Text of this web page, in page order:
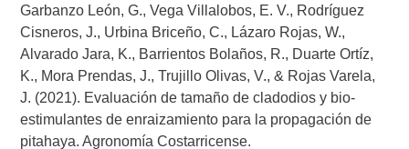
Garbanzo León, G., Vega Villalobos, E. V., Rodríguez
Cisneros, J., Urbina Briceño, C., Lázaro Rojas, W.,
Alvarado Jara, K., Barrientos Bolaños, R., Duarte Ortíz,
K., Mora Prendas, J., Trujillo Olivas, V., & Rojas Varela,
J. (2021). Evaluación de tamaño de cladodios y bio-
estimulantes de enraizamiento para la propagación de
pitahaya. Agronomía Costarricense.